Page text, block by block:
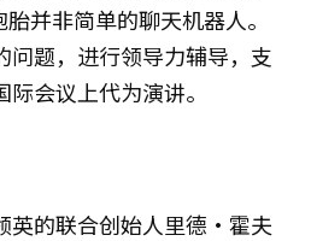
并非简单的聊天机器人。
问题，进行领导力辅导，支
会议上代为演讲。
英的联合创始人里德·霍夫